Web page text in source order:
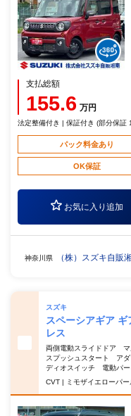
支払総額
155.6 万円
法定整備付き | 保証付き (部分保証
パック料金あり
OK保証
お気に入り追加
神奈川県 （株）スズキ自
スズキ
スペーシアギア
レス
両側電動スライドドア
スプッシュスタート ア
ディオスイッチ 電動パ
CVT | ミモザイエローパ